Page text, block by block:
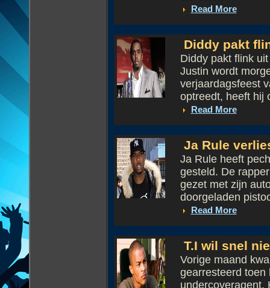
Read More
Diddy pakt
Diddy pakt flink
Justin wordt
verjaardagsfeest
optreedt, heeft hij
Read More
Ja Rule
Ja Rule heeft
gesteld. De
gezet met zijn
doorgeladen
Read More
T.I wil snel
Vorige maand
gearresteerd toen
undercoveragent.